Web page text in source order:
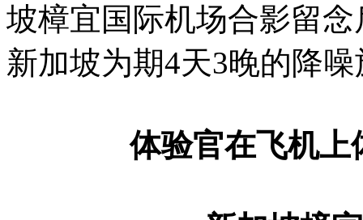
坡樟宜国际机场合影留
新加坡为期4天3晚的降
体验官在飞机上